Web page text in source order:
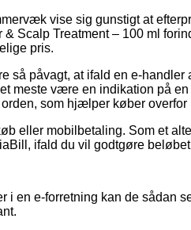
vise sig gunstigt at
& Scalp Treatment – 100 ml
pris.
så påvagt, at ifald en e-
meste være en indikation på
som hjælper køber
eller mobilbetaling. Som et
ifald du vil godtgøre
i en e-forretning kan de sådan